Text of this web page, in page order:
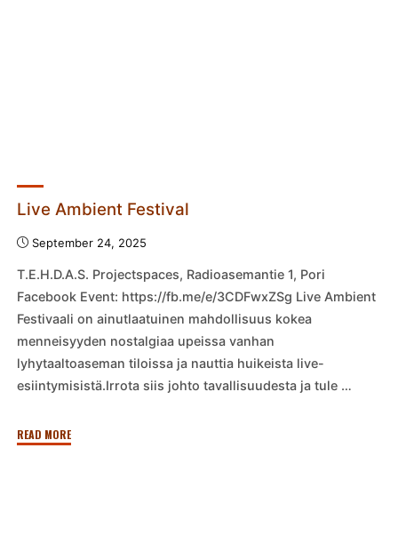
Live Ambient Festival
September 24, 2025
T.E.H.D.A.S. Projectspaces, Radioasemantie 1, Pori
Facebook Event: https://fb.me/e/3CDFwxZSg Live Ambient
Festivaali on ainutlaatuinen mahdollisuus kokea
menneisyyden nostalgiaa upeissa vanhan
lyhytaaltoaseman tiloissa ja nauttia huikeista live-
esiintymisistä.Irrota siis johto tavallisuudesta ja tule …
READ MORE"Live